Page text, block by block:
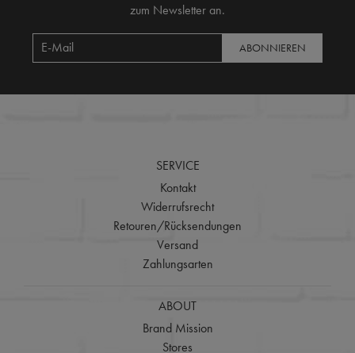
zum Newsletter an.
ABONNIEREN
SERVICE
Kontakt
Widerrufsrecht
Retouren/Rücksendungen
Versand
Zahlungsarten
ABOUT
Brand Mission
Stores